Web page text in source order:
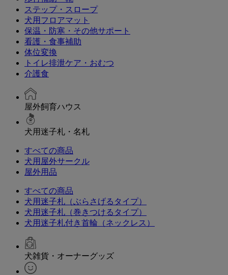
ステップ・スロープ
犬用フロアマット
保温・防寒・その他サポート
看護・食事補助
体位変換
トイレ排泄ケア・おむつ
介護食
屋外飼育ハウス
犬用迷子札・名札
すべての商品
犬用屋外サークル
屋外用品
すべての商品
犬用迷子札（ぶらさげるタイプ）
犬用迷子札（巻きつけるタイプ）
犬用迷子札付き首輪（ネックレス）
犬雑貨・オーナーグッズ